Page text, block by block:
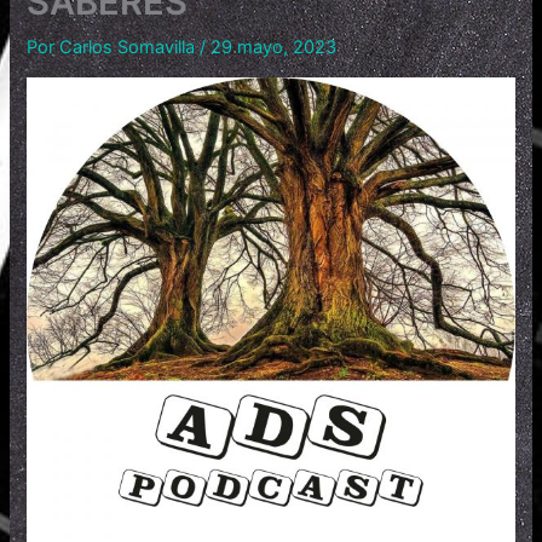
PorCarlos Somavilla/29 mayo, 2023